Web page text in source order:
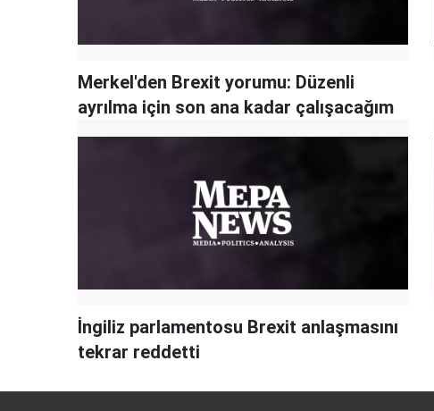
Merkel'den Brexit yorumu: Düzenli
ayrılma için son ana kadar çalışacağım
İngiliz parlamentosu Brexit anlaşmasını
tekrar reddetti